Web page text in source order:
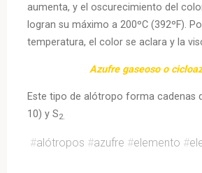
aumenta, y el oscurecimiento del
logran su máximo a 200ºC (392ºF).
temperatura, el color se aclara y la
Azufre gaseoso o
Este tipo de alótropo forma cadenas
10) y S2.
#alótropos #azufre #elemento #